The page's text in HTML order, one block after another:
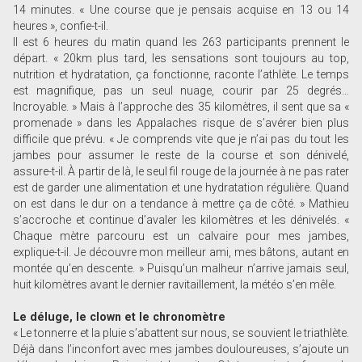
14 minutes. « Une course que je pensais acquise en 13 ou 14
heures », confie-t-il.
Il est 6 heures du matin quand les 263 participants prennent le
départ. « 20km plus tard, les sensations sont toujours au top,
nutrition et hydratation, ça fonctionne, raconte l’athlète. Le temps
est magnifique, pas un seul nuage, courir par 25 degrés…
Incroyable. » Mais à l’approche des 35 kilomètres, il sent que sa «
promenade » dans les Appalaches risque de s’avérer bien plus
difficile que prévu. « Je comprends vite que je n’ai pas du tout les
jambes pour assumer le reste de la course et son dénivelé,
assure-t-il. À partir de là, le seul fil rouge de la journée à ne pas rater
est de garder une alimentation et une hydratation régulière. Quand
on est dans le dur on a tendance à mettre ça de côté. » Mathieu
s’accroche et continue d’avaler les kilomètres et les dénivelés. «
Chaque mètre parcouru est un calvaire pour mes jambes,
explique-t-il. Je découvre mon meilleur ami, mes bâtons, autant en
montée qu’en descente. » Puisqu’un malheur n’arrive jamais seul,
huit kilomètres avant le dernier ravitaillement, la météo s’en mêle.
Le déluge, le clown et le chronomètre
« Le tonnerre et la pluie s’abattent sur nous, se souvient le triathlète.
Déjà dans l’inconfort avec mes jambes douloureuses, s’ajoute un